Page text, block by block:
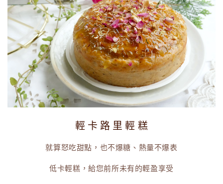
輕 卡 路 里 輕 糕
就算怒吃甜點，也不爆糖、熱量不爆表
低卡輕糕，給您前所未有的輕盈享受